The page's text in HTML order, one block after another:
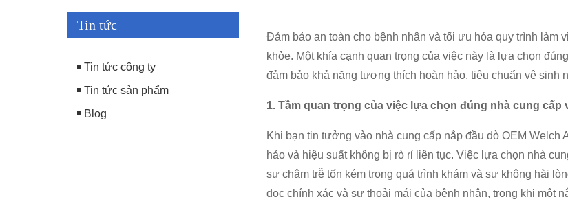
Tin tức
Tin tức công ty
Tin tức sản phẩm
Blog
Đảm bảo an toàn cho bệnh nhân và tối ưu hóa quy trình làm
khỏe. Một khía cạnh quan trọng của việc này là lựa chọn đúng
đảm bảo khả năng tương thích hoàn hảo, tiêu chuẩn vệ
1. Tầm quan trọng của việc lựa chọn đúng nhà cung cấp
Khi bạn tin tưởng vào nhà cung cấp nắp đầu dò OEM
hảo và hiệu suất không bị rò rỉ liên tục. Việc lựa chọn nhà
sự chậm trễ tốn kém trong quá trình khám và sự không hài
đọc chính xác và sự thoải mái của bệnh nhân, trong khi một